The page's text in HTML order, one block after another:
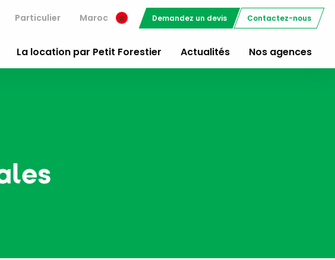
Particulier Maroc Demandez un devis Contactez-nous
La location par Petit Forestier Actualités Nos agences